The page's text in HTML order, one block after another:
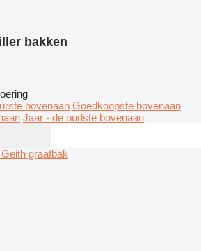
bakken
bovenaan Goedkoopste bovenaan
Jaar - de oudste bovenaan